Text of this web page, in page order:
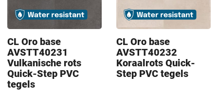
CL Oro base
AVSTT40231
Vulkanische rots
Quick-Step PVC
tegels
CL Oro base
AVSTT40232
Koraalrots Quick-
Step PVC tegels